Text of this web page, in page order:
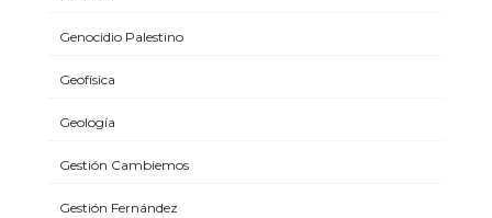
Genocidio Palestino
Geofísica
Geología
Gestión Cambiemos
Gestión Fernández